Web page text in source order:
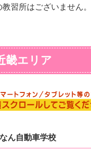
習所はございません。
畿エリア
ん自動車学校